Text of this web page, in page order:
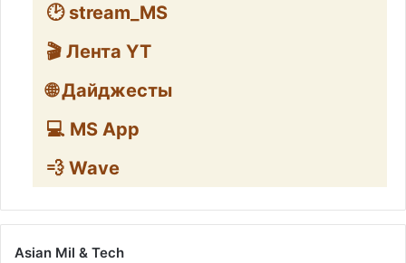
🕑 stream_MS
🎬 Лента YT
🌐 Дайджесты
💻 MS App
💨 Wave
Asian Mil & Tech